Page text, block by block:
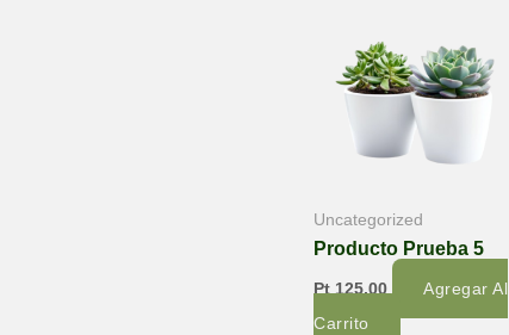
Uncategorized
Producto Prueba 5
Pt125,00
Agregar Al
Carrito